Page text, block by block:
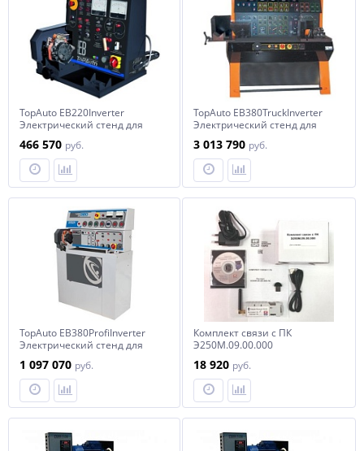
TopAuto EB220Inverter
Электрический стенд для
стартеров
466 570 руб.
TopAuto EB380TruckInverter
Электрический стенд для
стартеров
3 013 790 руб.
TopAuto EB380ProfiInverter
Электрический стенд для
стартеров
1 097 070 руб.
Комплект связи с ПК
Э250М.09.00.000
18 920 руб.